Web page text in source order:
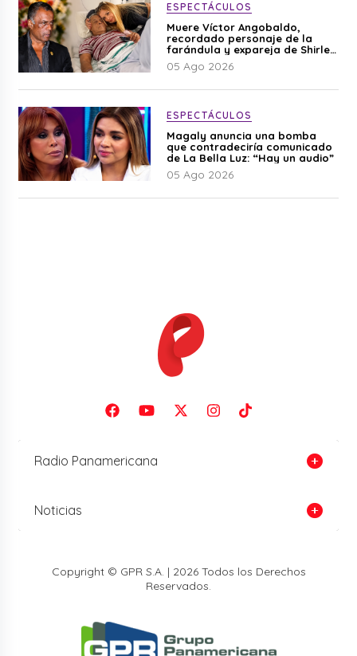
ESPECTÁCULOS
Muere Víctor Angobaldo,
recordado personaje de la
farándula y expareja de Shirley
Cherres
05 Ago 2026
ESPECTÁCULOS
Magaly anuncia una bomba
que contradeciría comunicado
de La Bella Luz: “Hay un audio”
05 Ago 2026
Radio Panamericana
Noticias
Copyright © GPR S.A. | 2026 Todos los Derechos
Reservados.